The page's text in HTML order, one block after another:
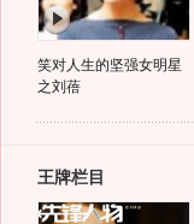
笑对人生的坚强女明星
之刘蓓
王牌栏目